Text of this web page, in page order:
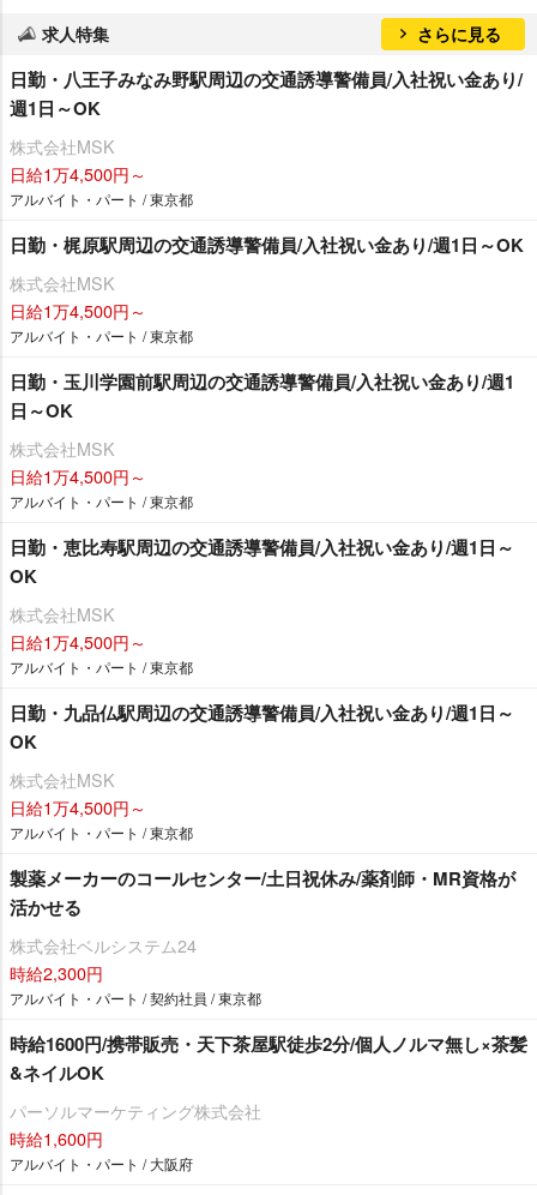
求人特集 さらに見る
日勤・八王子みなみ野駅周辺の交通誘導警備員/入社祝い金あり/
週1日～OK
株式会社MSK
日給1万4,500円～
アルバイト・パート / 東京都
日勤・梶原駅周辺の交通誘導警備員/入社祝い金あり/週1日～OK
株式会社MSK
日給1万4,500円～
アルバイト・パート / 東京都
日勤・玉川学園前駅周辺の交通誘導警備員/入社祝い金あり/週1
日～OK
株式会社MSK
日給1万4,500円～
アルバイト・パート / 東京都
日勤・恵比寿駅周辺の交通誘導警備員/入社祝い金あり/週1日～
OK
株式会社MSK
日給1万4,500円～
アルバイト・パート / 東京都
日勤・九品仏駅周辺の交通誘導警備員/入社祝い金あり/週1日～
OK
株式会社MSK
日給1万4,500円～
アルバイト・パート / 東京都
製薬メーカーのコールセンター/土日祝休み/薬剤師・MR資格が
活かせる
株式会社ベルシステム24
時給2,300円
アルバイト・パート / 契約社員 / 東京都
時給1600円/携帯販売・天下茶屋駅徒歩2分/個人ノルマ無し×茶髪
&ネイルOK
パーソルマーケティング株式会社
時給1,600円
アルバイト・パート / 大阪府